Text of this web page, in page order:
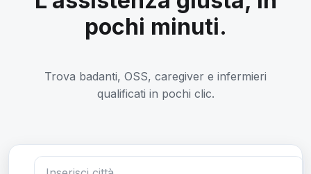
pochi minuti.
Trova badanti, OSS, caregiver e infermieri
qualificati in pochi clic.